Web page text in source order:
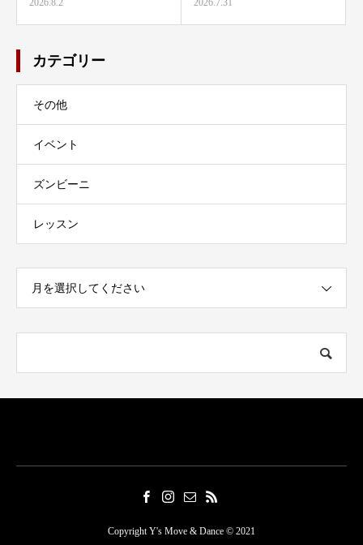
2026.8.2 2026.7.31
カテゴリー
その他
イベント
ズンビーニ
レッスン
月を選択してください
Copyright Y's Move & Dance © 2021